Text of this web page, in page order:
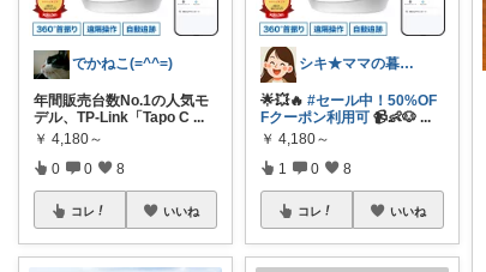
でかねこ(=^^=)
年間販売台数No.1の人気モ
デル、TP-Link「Tapo C ...
￥ 4,180～
0 0 8
コレ いいね
シキ★ママの暮らし、キッズ
🌟💥🔥#セール中！50%OF
Fクーポン利用可 📹👶🐶...
￥ 4,180～
1 0 8
コレ いいね